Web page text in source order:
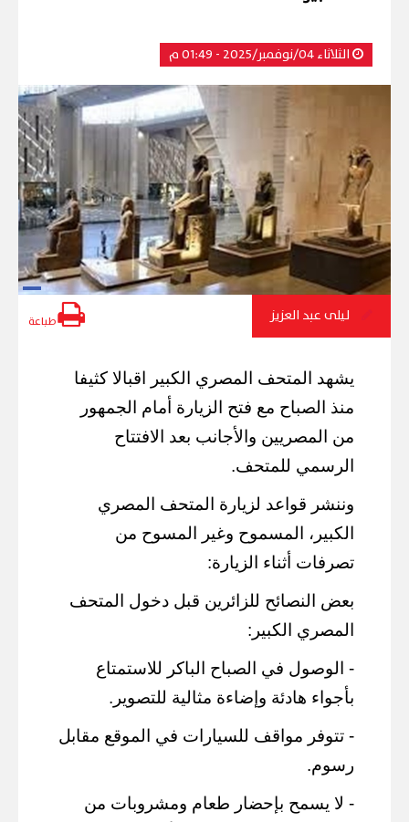
الثلاثاء 04/نوفمبر/2025 - 01:49 م
ليلى عبد العزيز طباعة
يشهد المتحف المصري الكبير اقبالا كثيفا
منذ الصباح مع فتح الزيارة أمام الجمهور
من المصريين والأجانب بعد الافتتاح
الرسمي للمتحف.
وننشر قواعد لزيارة المتحف المصري
الكبير، المسموح وغير المسوح من
تصرفات أثناء الزيارة:
بعض النصائح للزائرين قبل دخول المتحف
المصري الكبير:
- الوصول في الصباح الباكر للاستمتاع
بأجواء هادئة وإضاءة مثالية للتصوير.
- تتوفر مواقف للسيارات في الموقع مقابل
رسوم.
- لا يسمح بإحضار طعام ومشروبات من